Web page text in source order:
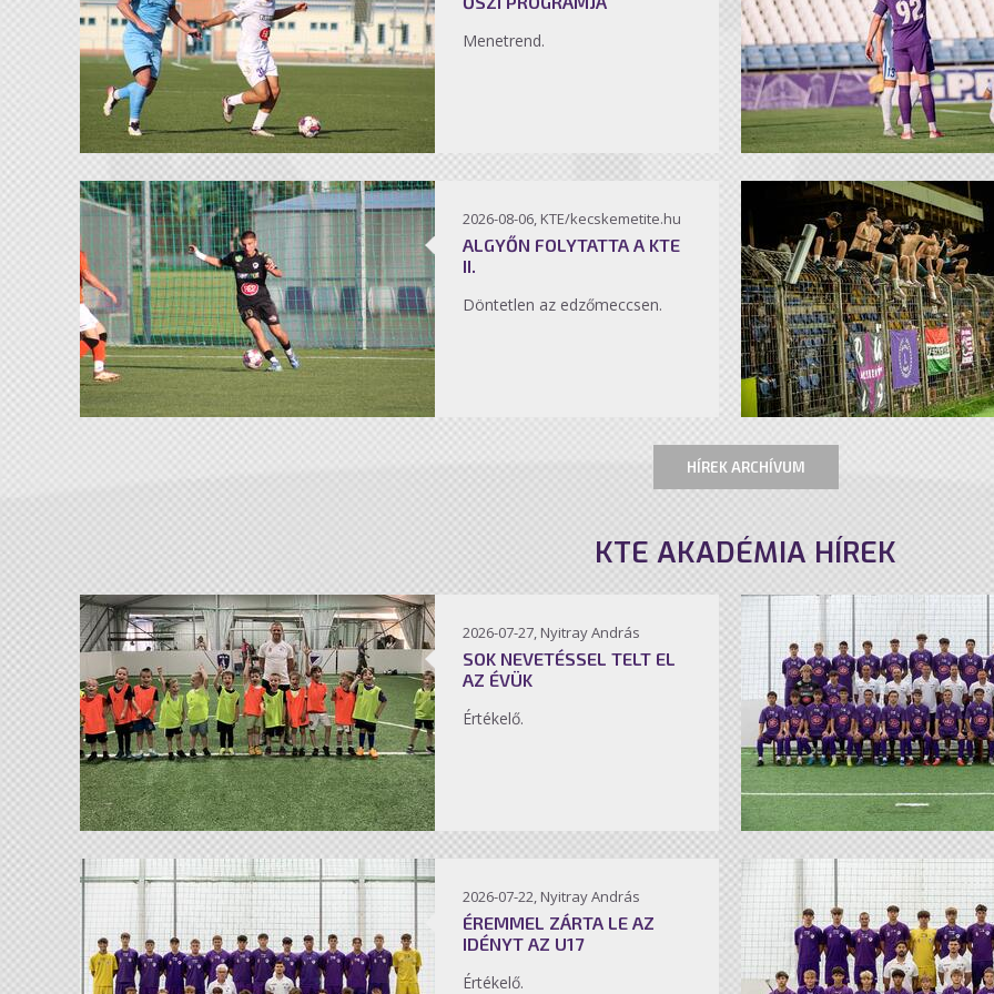
Menetrend.
2026-08-06, KTE/kecskemetite.hu
ALGYŐN FOLYTATTA A KTE
II.
Döntetlen az edzőmeccsen.
HÍREK ARCHÍVUM
KTE AKADÉMIA HÍREK
2026-07-27, Nyitray András
SOK NEVETÉSSEL TELT EL
AZ ÉVÜK
Értékelő.
2026-07-22, Nyitray András
ÉREMMEL ZÁRTA LE AZ
IDÉNYT AZ U17
Értékelő.